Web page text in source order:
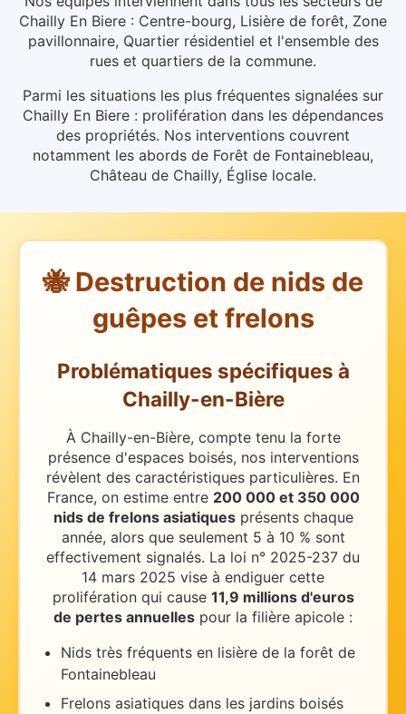
Chailly En Biere : Centre-bourg, Lisière de forêt, Zone
pavillonnaire, Quartier résidentiel et l'ensemble des
rues et quartiers de la commune.
Parmi les situations les plus fréquentes signalées sur
Chailly En Biere : prolifération dans les dépendances
des propriétés. Nos interventions couvrent
notamment les abords de Forêt de Fontainebleau,
Château de Chailly, Église locale.
🐝 Destruction de nids de
guêpes et frelons
Problématiques spécifiques à
Chailly-en-Bière
À Chailly-en-Bière, compte tenu la forte
présence d'espaces boisés, nos interventions
révèlent des caractéristiques particulières. En
France, on estime entre 200 000 et 350 000
nids de frelons asiatiques présents chaque
année, alors que seulement 5 à 10 % sont
effectivement signalés. La loi n° 2025-237 du
14 mars 2025 vise à endiguer cette
prolifération qui cause 11,9 millions d'euros
de pertes annuelles pour la filière apicole :
Nids très fréquents en lisière de la forêt de
Fontainebleau
Frelons asiatiques dans les jardins boisés